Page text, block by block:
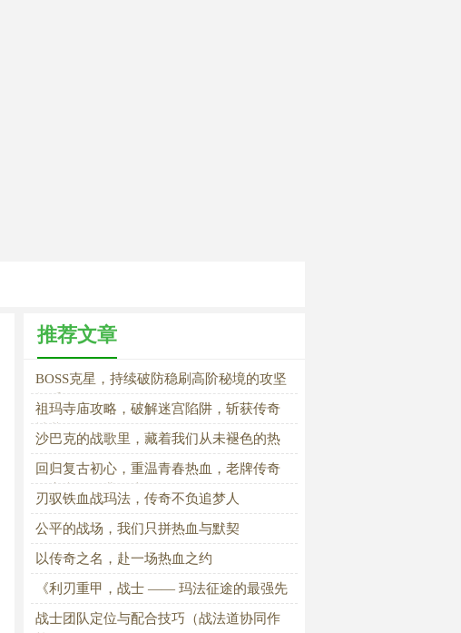
推荐文章
BOSS克星，持续破防稳刷高阶秘境的攻坚
能手
祖玛寺庙攻略，破解迷宫陷阱，斩获传奇
神装
沙巴克的战歌里，藏着我们从未褪色的热
血
回归复古初心，重温青春热血，老牌传奇
玩家必玩经典道士
刃驭铁血战玛法，传奇不负追梦人
公平的战场，我们只拼热血与默契
以传奇之名，赴一场热血之约
《利刃重甲，战士 —— 玛法征途的最强先
锋》
战士团队定位与配合技巧（战法道协同作